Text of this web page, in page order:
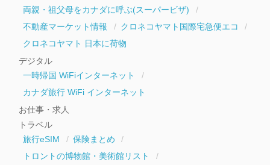
両親・祖父母をカナダに呼ぶ(スーパービザ)
不動産マーケット情報
クロネコヤマト国際宅急便エコ
クロネコヤマト 日本に荷物
デジタル
一時帰国 WiFiインターネット
カナダ旅行 WiFi インターネット
お仕事・求人
トラベル
旅行eSIM
保険まとめ
トロントの博物館・美術館リスト